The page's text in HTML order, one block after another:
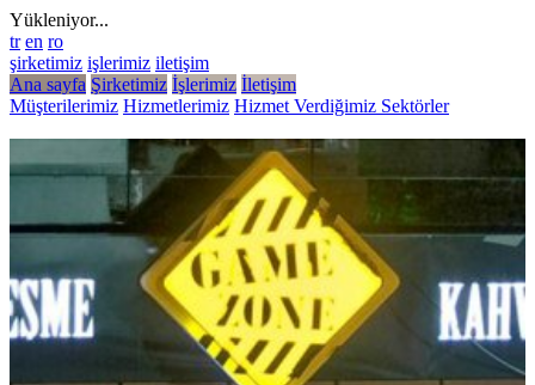
Yükleniyor...
tr en ro
şirketimiz işlerimiz iletişim
Ana sayfa Şirketimiz İşlerimiz İletişim
Müşterilerimiz Hizmetlerimiz Hizmet Verdiğimiz Sektörler